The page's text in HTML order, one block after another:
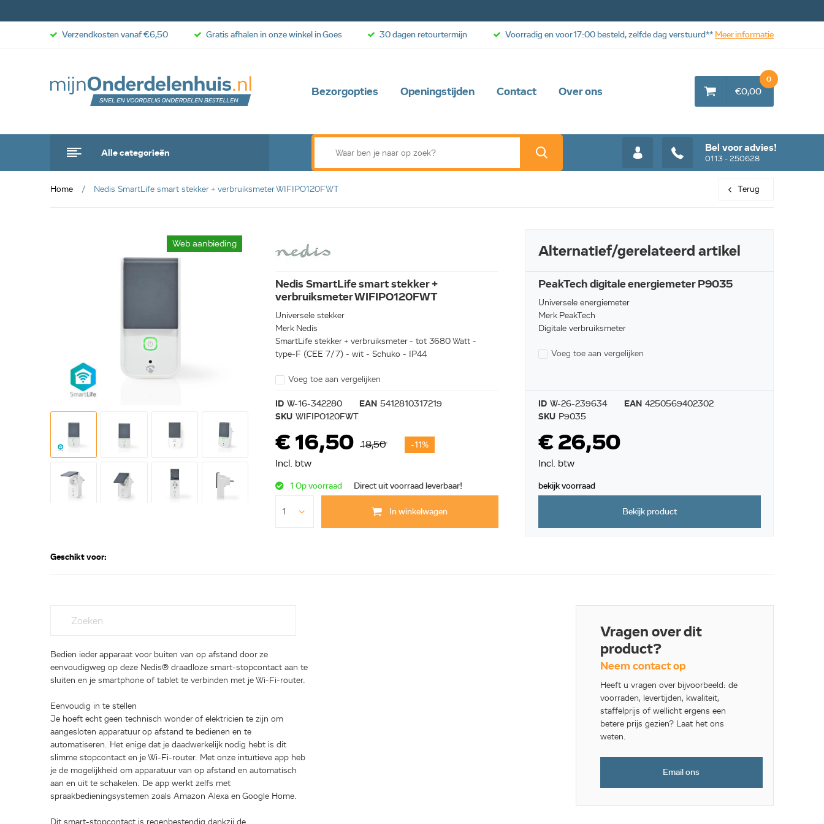
Bezorgopties Openingstijden Contact Over ons
Alle categorieën Bel voor advies!
0113 - 250628
€0,00
0
Verzendkosten vanaf €6,50 Gratis afhalen in onze winkel in Goes 30 dagen retourtermijn Voorradig en voor 17:00 besteld, zelfde dag verstuurd** Meer informatie
Home Nedis SmartLife smart stekker + verbruiksmeter WIFIPO120FWT Terug
Web aanbieding Web aanbieding
Nedis SmartLife smart stekker +
verbruiksmeter WIFIPO120FWT
Universele stekker
Merk Nedis
SmartLife stekker + verbruiksmeter - tot 3680 Watt -
type-F (CEE 7/7) - wit - Schuko - IP44
Voeg toe aan vergelijken
ID W-16-342280 EAN 5412810317219
SKU WIFIPO120FWT
€ 16,50 18,50 -11%
Incl. btw
1 Op voorraad Direct uit voorraad leverbaar!
In winkelwagen
Alternatief/gerelateerd artikel
PeakTech digitale energiemeter P9035
Universele energiemeter
Merk PeakTech
Digitale verbruiksmeter
Voeg toe aan vergelijken
ID W-26-239634 EAN 4250569402302
SKU P9035
€ 26,50
Incl. btw
bekijk voorraad
Bekijk product
Geschikt voor:
Bedien ieder apparaat voor buiten van op afstand door ze
eenvoudigweg op deze Nedis® draadloze smart-stopcontact aan te
sluiten en je smartphone of tablet te verbinden met je Wi-Fi-router.
Eenvoudig in te stellen
Je hoeft echt geen technisch wonder of elektricien te zijn om
aangesloten apparatuur op afstand te bedienen en te
automatiseren. Het enige dat je daadwerkelijk nodig hebt is dit
slimme stopcontact en je Wi-Fi-router. Met onze intuïtieve app heb
je de mogelijkheid om apparatuur van op afstand en automatisch
aan en uit te schakelen. De app werkt zelfs met
spraakbedieningsystemen zoals Amazon Alexa en Google Home.
Dit smart-stopcontact is regenbestendig dankzij de
Vragen over dit
product?
Neem contact op
Heeft u vragen over bijvoorbeeld: de
voorraden, levertijden, kwaliteit,
staffelprijs of wellicht ergens een
betere prijs gezien? Laat het ons
weten.
Email ons